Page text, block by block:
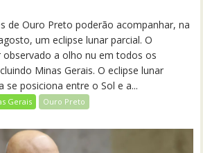
de Ouro Preto poderão acompanhar, na
um eclipse lunar parcial. O
a olho nu em todos os
Minas Gerais. O eclipse lunar
se posiciona entre o Sol e a...
Gerais Ouro Preto